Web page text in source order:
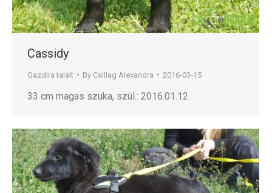
Cassidy
Gazdira talált By Csillag Alexandra 2016-03-15
33 cm magas szuka, szül.: 2016.01.12.